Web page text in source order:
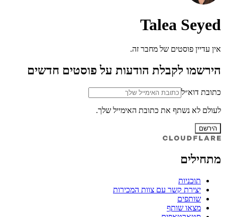
Talea Seyed
אין עדיין פוסטים של מחבר זה.
הירשמו לקבלת הודעות על פוסטים חדשים
כתובת דוא״ל
לעולם לא נשתף את כתובת האימייל שלך.
הירשם
מתחילים
תוכניות
יצירת קשר עם צוות המכירות
שותפים
מצאו שותף